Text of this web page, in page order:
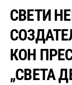
СВЕТИ
КОН
„СВЕТА